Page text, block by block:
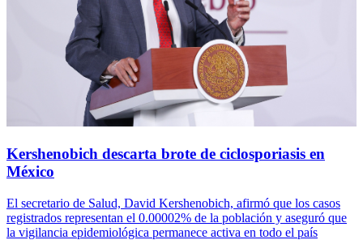
Kershenobich descarta brote de ciclosporiasis en
México
El secretario de Salud, David Kershenobich, afirmó que los casos
registrados representan el 0.00002% de la población y aseguró que
la vigilancia epidemiológica permanece activa en todo el país